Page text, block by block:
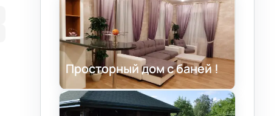
Просторный дом с баней !